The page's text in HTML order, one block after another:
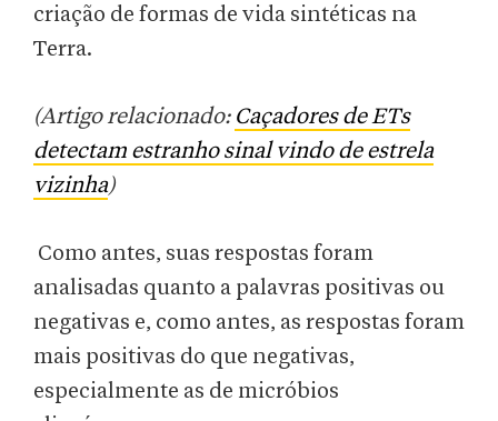
criação de formas de vida sintéticas na
Terra.
(Artigo relacionado: Caçadores de ETs
detectam estranho sinal vindo de estrela
vizinha)
Como antes, suas respostas foram
analisadas quanto a palavras positivas ou
negativas e, como antes, as respostas foram
mais positivas do que negativas,
especialmente as de micróbios